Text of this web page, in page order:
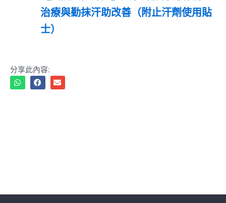
治療與勤抹汗助改善（附止汗劑使用貼
士）
分享此內容: